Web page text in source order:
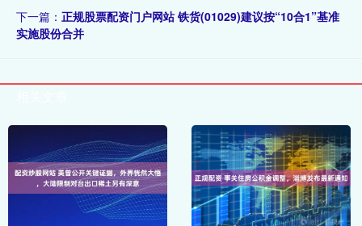
下一篇： 正规股票配资门户网站 铁货(01029)建议按“10合1”基准
实施股份合并